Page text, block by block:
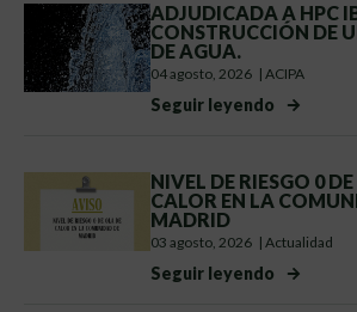
ADJUDICADA A HPC
CONSTRUCCIÓN DE
DE AGUA.
04 agosto, 2026 | ACIPA
Seguir leyendo
NIVEL DE RIESGO 0
CALOR EN LA
MADRID
03 agosto, 2026 | Actualidad
Seguir leyendo